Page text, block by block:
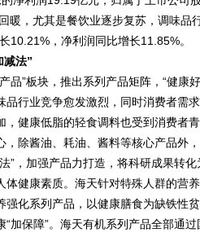
暖，尤其是餐饮业逐步复苏，调味
10.21%，净利润同比增长11.85%。
减法”
品”板块，推出系列产品矩阵，“健
品行业竞争愈发激烈，同时消费者需
，健康低脂的轻食调料也受到消费者
，除酱油、耗油、酱料等核心产品外
”，加强产品力打造，将科研成果转
健康素质。海天针对特殊人群的营
化系列产品，以健康膳食为缺铁性
加保障”。海天有机系列产品全部通